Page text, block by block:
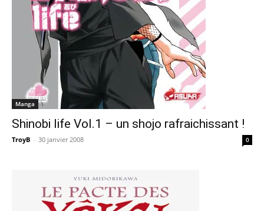
Manga
Shinobi life Vol.1 – un shojo rafraichissant !
TroyB - 30 janvier 2008 0